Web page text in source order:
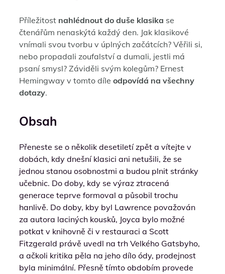
Příležitost nahlédnout do duše klasika se
čtenářům nenaskýtá každý den. Jak klasikové
vnímali svou tvorbu v úplných začátcích? Věřili si,
nebo propadali zoufalství a dumali, jestli má
psaní smysl? Záviděli svým kolegům? Ernest
Hemingway v tomto díle odpovídá na všechny
dotazy.
Obsah
Přeneste se o několik desetiletí zpět a vítejte v
dobách, kdy dnešní klasici ani netušili, že se
jednou stanou osobnostmi a budou plnit stránky
učebnic. Do doby, kdy se výraz ztracená
generace teprve formoval a působil trochu
hanlivě. Do doby, kby byl Lawrence považován
za autora laciných kousků, Joyca bylo možné
potkat v knihovně či v restauraci a Scott
Fitzgerald právě uvedl na trh Velkého Gatsbyho,
a ačkoli kritika pěla na jeho dílo ódy, prodejnost
byla minimální. Přesně tímto obdobím provede